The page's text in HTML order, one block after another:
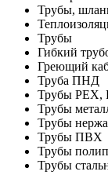
Трубы,
Трубы
Гибкий
Греющий
Труба ПНД
Трубы PEX,
Трубы
Трубы
Трубы ПВХ
Трубы
Трубы